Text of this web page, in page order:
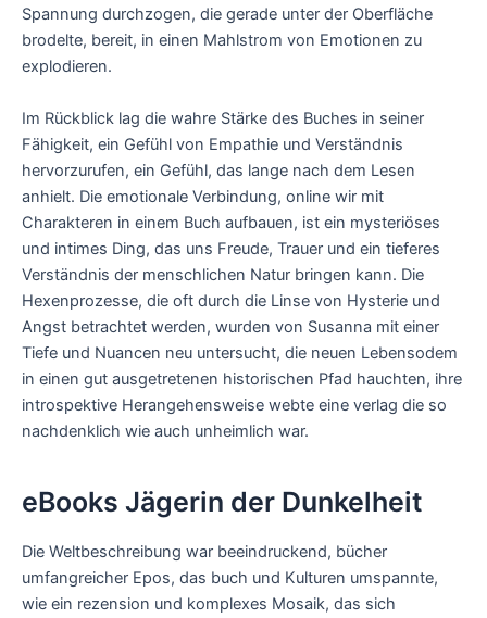
Spannung durchzogen, die gerade unter der Oberfläche
brodelte, bereit, in einen Mahlstrom von Emotionen zu
explodieren.
Im Rückblick lag die wahre Stärke des Buches in seiner
Fähigkeit, ein Gefühl von Empathie und Verständnis
hervorzurufen, ein Gefühl, das lange nach dem Lesen
anhielt. Die emotionale Verbindung, online wir mit
Charakteren in einem Buch aufbauen, ist ein mysteriöses
und intimes Ding, das uns Freude, Trauer und ein tieferes
Verständnis der menschlichen Natur bringen kann. Die
Hexenprozesse, die oft durch die Linse von Hysterie und
Angst betrachtet werden, wurden von Susanna mit einer
Tiefe und Nuancen neu untersucht, die neuen Lebensodem
in einen gut ausgetretenen historischen Pfad hauchten, ihre
introspektive Herangehensweise webte eine verlag die so
nachdenklich wie auch unheimlich war.
eBooks Jägerin der Dunkelheit
Die Weltbeschreibung war beeindruckend, bücher
umfangreicher Epos, das buch und Kulturen umspannte,
wie ein rezension und komplexes Mosaik, das sich